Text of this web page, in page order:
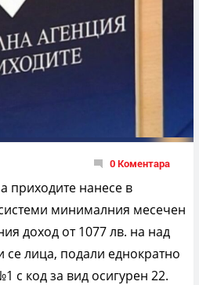
0 Коментара
приходите нанесе в
минималния месечен
доход от1077лв. на над
лица, подали еднократно
с код за вид осигурен 22.